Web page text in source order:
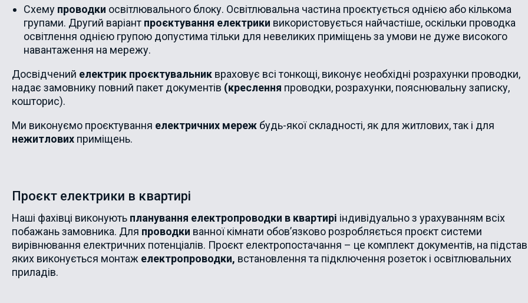
Схему проводки освітлювального блоку. Освітлювальна частина проєктується однією або кількома
групами. Другий варіант проєктування електрики використовується найчастіше, оскільки проводка
освітлення однією групою допустима тільки для невеликих приміщень за умови не дуже високого
навантаження на мережу.
Досвідчений електрик проєктувальник враховує всі тонкощі, виконує необхідні розрахунки проводки,
надає замовнику повний пакет документів (креслення проводки, розрахунки, пояснювальну записку,
кошторис).
Ми виконуємо проєктування електричних мереж будь-якої складності, як для житлових, так і для
нежитлових приміщень.
Проєкт електрики в квартирі
Наші фахівці виконують планування електропроводки в квартирі індивідуально з урахуванням всіх
побажань замовника. Для проводки ванної кімнати обов’язково розробляється проєкт системи
вирівнювання електричних потенціалів. Проєкт електропостачання – це комплект документів, на
яких виконується монтаж електропроводки, встановлення та підключення розеток і освітлювальних
приладів.